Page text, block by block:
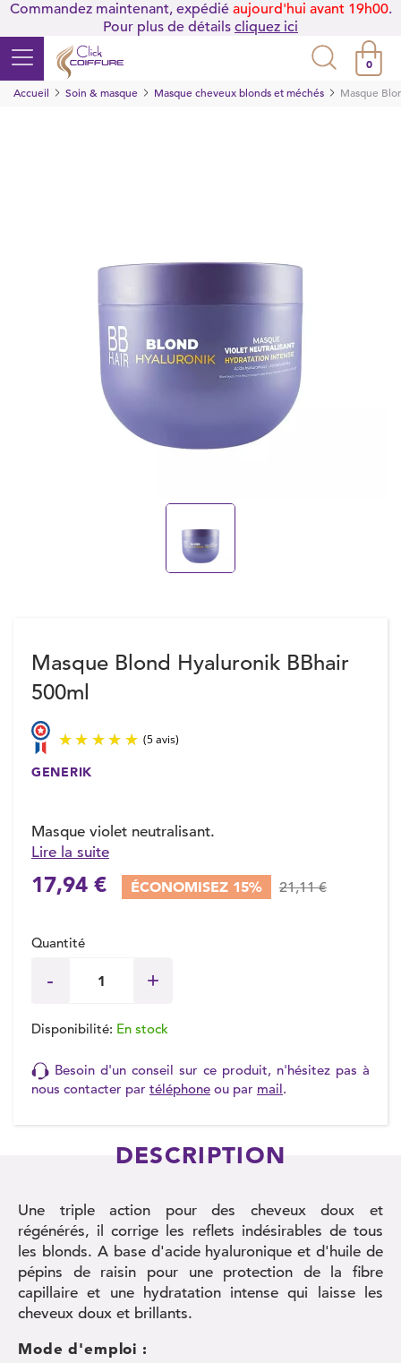
Commandez maintenant, expédié aujourd'hui avant 19h00.
Pour plus de détails cliquez ici
0
Accueil
Soin & masque Masque cheveux blonds et méchés Masque
Masque Blond Hyaluronik BBhair
500ml
GENERIK
Masque violet neutralisant.
Lire la suite
17,94 € ÉCONOMISEZ 15% 21,11 €
Quantité
Disponibilité: En stock
Besoin d'un conseil sur ce produit, n'hésitez pas à
nous contacter par téléphone ou par mail.
DESCRIPTION
Une triple action pour des cheveux doux et
régénérés, il corrige les reflets indésirables de tous
les blonds. A base d'acide hyaluronique et d'huile de
pépins de raisin pour une protection de la fibre
capillaire et une hydratation intense qui laisse les
cheveux doux et brillants.
Mode d'emploi :